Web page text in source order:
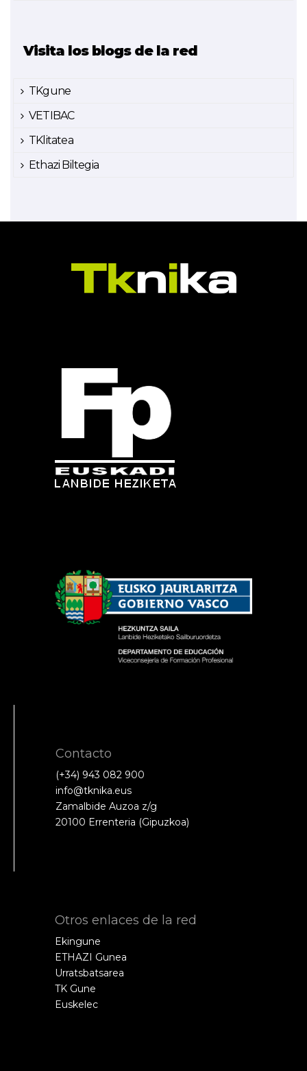
Visita los blogs de la red
TKgune
VETIBAC
TKlitatea
Ethazi Biltegia
Contacto
(+34) 943 082 900
info@tknika.eus
Zamalbide Auzoa z/g
20100 Errenteria (Gipuzkoa)
Otros enlaces de la red
Ekingune
ETHAZI Gunea
Urratsbatsarea
TK Gune
Euskelec